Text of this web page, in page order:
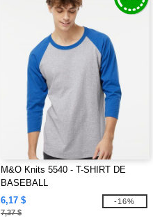
M&O Knits 5540 - T-SHIRT DE
BASEBALL
6,17 $
7,37 $
-16%